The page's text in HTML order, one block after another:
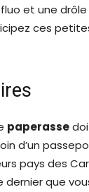
et une
ces
paperasse
d’un
pays des
que